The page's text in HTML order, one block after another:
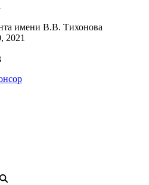
имени В.В. Тихонова
2021